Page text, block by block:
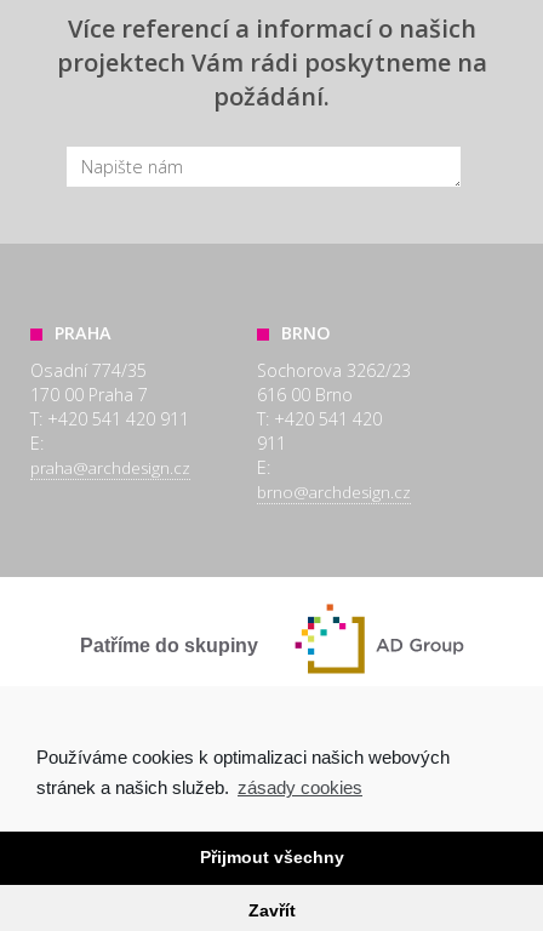
Více referencí a informací o našich
projektech Vám rádi poskytneme na
požádání.
PRAHA
Osadní 774/35
170 00 Praha 7
T: +420 541 420 911
E:
praha@archdesign.cz
BRNO
Sochorova 3262/23
616 00 Brno
T: +420 541 420
911
E:
brno@archdesign.cz
Patříme do skupiny
Copyright © 2026 Arch.Design, s.r.o. |Ochrana osobních údajů|
Tvorba webových stránek Brno
Používáme cookies k optimalizaci našich webových
stránek a našich služeb. zásady cookies
Přijmout všechny
Zavřít